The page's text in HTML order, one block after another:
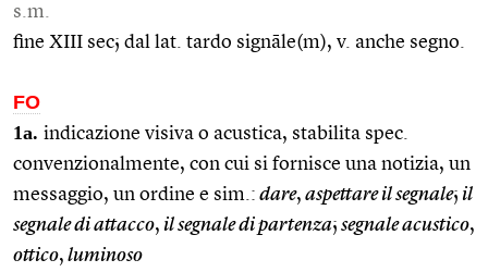
s.m.
fine XIII sec; dal lat. tardo signāle(m), v. anche segno.
FO
1a. indicazione visiva o acustica, stabilita spec.
convenzionalmente, con cui si fornisce una notizia, un
messaggio, un ordine e sim.: dare, aspettare il segnale; il
segnale di attacco, il segnale di partenza; segnale acustico,
ottico, luminoso